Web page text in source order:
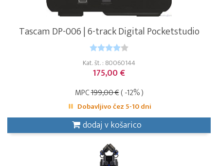
Tascam DP-006 | 6-track Digital Pocketstudio
Kat. št. : 80060144
175,00 €
MPC199,00 €( -12% )
Dobavljivo čez 5-10 dni
dodaj v košarico